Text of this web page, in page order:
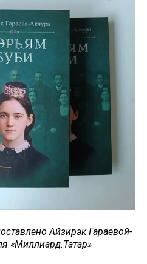
Айзирэк Гараевой-
«Миллиард.Татар»